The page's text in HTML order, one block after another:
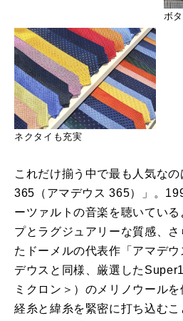
ボ
ネクタイも充実
これだけ揃う中で最も人気な
365（アマデウス 365）」。
ーツァルトの音楽を聴いてい
プとラグジュアリーな質感、さ
たドーメルの代表作「アマデ
デウスと同様、厳選した
ミクロン＞）のメリノウールを
経糸と緯糸を緊密に打ち込む